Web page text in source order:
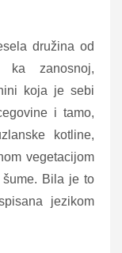
družina od
zanosnoj,
koja je sebi
i tamo,
kotline,
vegetacijom
Bila je to
jezikom